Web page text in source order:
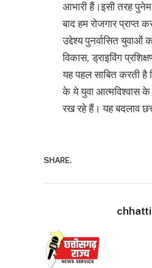
आभारी हैं।इसी तरह पुनेम
बाद हम रोजगार प्राप्त
उद्देश्य पुनर्वासित
विकास, ड्राइविंग
यह पहल साबित करती है
के ये युवा आत्मविश्वास
रख रहे हैं। यह बदलाव
SHARE.